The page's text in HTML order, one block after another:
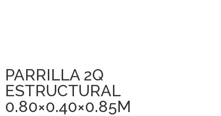
PARRILLA 2Q
ESTRUCTURAL
0.80×0.40×0.85M